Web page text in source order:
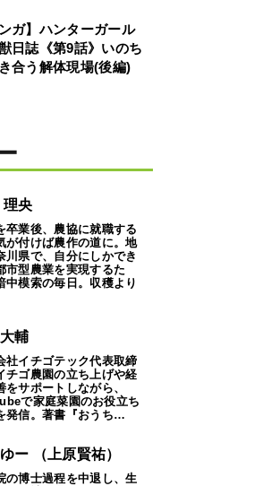
ンガ】ハンターガール
日誌《第9話》いのち
合う解体現場(後編)
理央
卒業後、農協に就職する
が付けば農作の道に。地
川県で、自分にしかでき
市型農業を実現するた
中模索の毎日。収穫より
輔
社イチゴテック代表取締
チゴ農園の立ち上げや経
をサポートしながら、
で家庭菜園のお役立ち
発信。著書『おうち…
ー （上原賢祐）
の博士過程を中退し、生